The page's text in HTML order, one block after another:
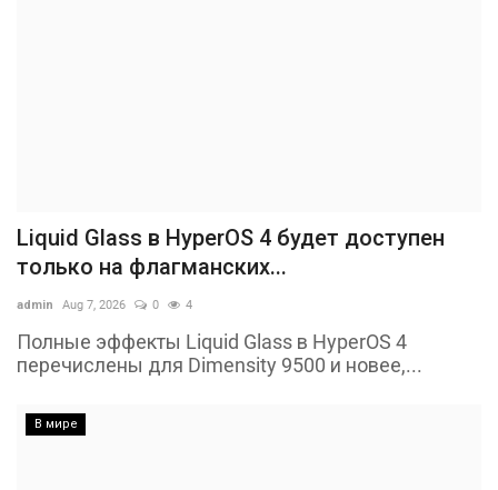
Liquid Glass в HyperOS 4 будет доступен
только на флагманских...
admin Aug 7, 2026 0 4
Полные эффекты Liquid Glass в HyperOS 4
перечислены для Dimensity 9500 и новее,...
В мире